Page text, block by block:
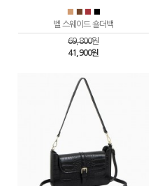
■ ■ ■ ■
벨 스웨이드 숄더백
69,800원
41,900원